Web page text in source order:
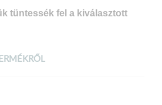
tüntessék fel a kiválasztott